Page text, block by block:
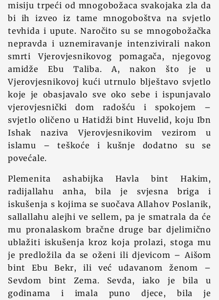
misiju trpeći od mnogobožaca svakojaka zla da
bi ih izveo iz tame mnogoboštva na svjetlo
tevhida i upute. Naročito su se mnogobožačka
nepravda i uznemiravanje intenzivirali nakon
smrti Vjerovjesnikovog pomagača, njegovog
amidže Ebu Taliba. A, nakon što je u
Vjerovjesnikovoj kući utrnulo blještavo svjetlo
koje je obasjavalo sve oko sebe i ispunjavalo
vjerovjesnički dom radošću i spokojem –
svjetlo oličeno u Hatidži bint Huvelid, koju Ibn
Ishak naziva Vjerovjesnikovim vezirom u
islamu – teškoće i kušnje dodatno su se
povećale.
Plemenita ashabijka Havla bint Hakim,
radijallahu anha, bila je svjesna briga i
iskušenja s kojima se suočava Allahov Poslanik,
sallallahu alejhi ve sellem, pa je smatrala da će
mu pronalaskom bračne druge bar djelimično
ublažiti iskušenja kroz koja prolazi, stoga mu
je predložila da se oženi ili djevicom – Aišom
bint Ebu Bekr, ili već udavanom ženom –
Sevdom bint Zema. Sevda, iako je bila u
godinama i imala puno djece, bila je